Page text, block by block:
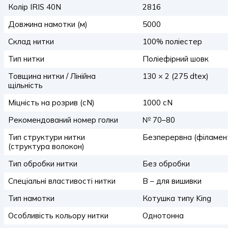
Колір IRIS 40N
2816
Довжина намотки (м)
5000
Склад нитки
100% поліестер
Тип нитки
Поліефірний шовк
Товщина нитки / Лінійна
щільність
130 × 2 (275 dtex)
Міцність на розрив (сN)
1000 сN
Рекомендований номер голки
№ 70–80
Тип структури нитки
(структура волокон)
Безперервна
Тип обробки нитки
Без обробки
Спеціальні властивості нитки
B – для вишивки
Тип намотки
Котушка типу King
Особливість кольору нитки
Однотонна